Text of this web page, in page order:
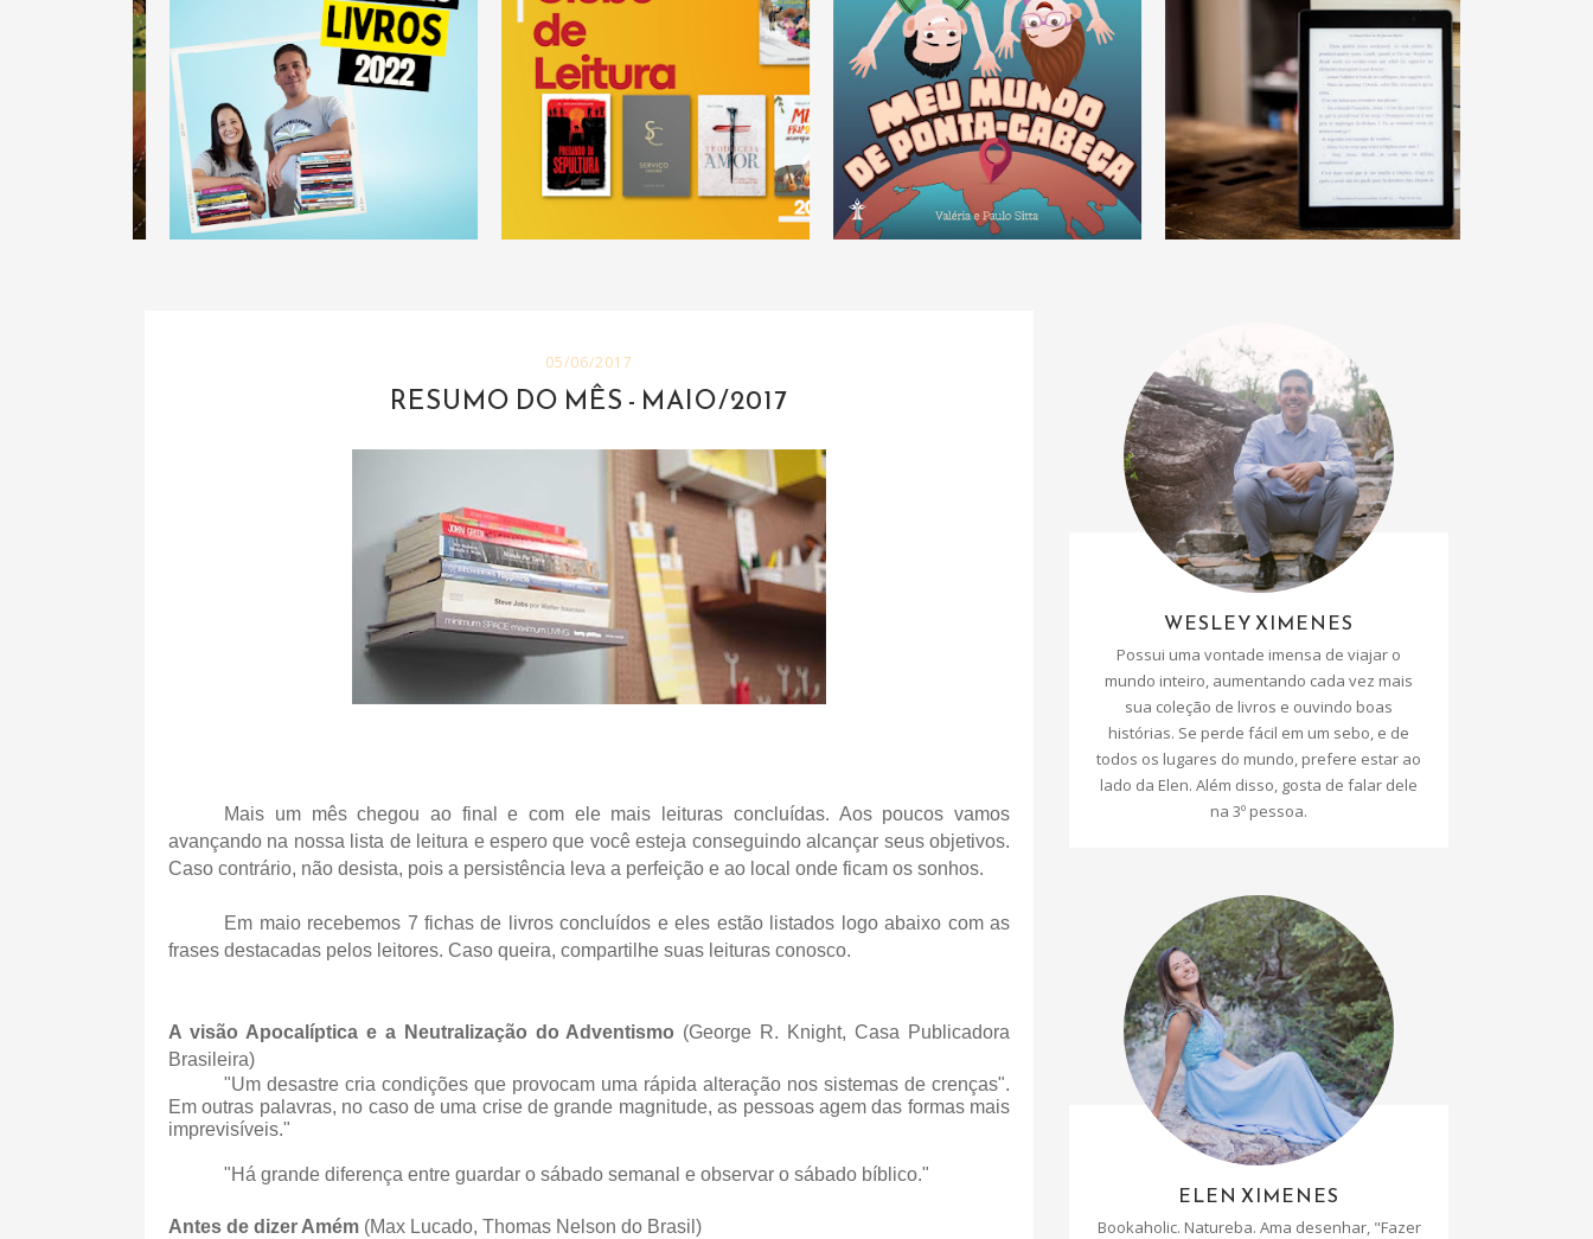
05/06/2017
RESUMO DO MÊS - MAIO/2017
Mais um mês chegou ao final e com ele mais leituras concluídas. Aos poucos vamos
avançando na nossa lista de leitura e espero que você esteja conseguindo alcançar seus objetivos.
Caso contrário, não desista, pois a persistência leva a perfeição e ao local onde ficam os sonhos.
Em maio recebemos 7 fichas de livros concluídos e eles estão listados logo abaixo com as
frases destacadas pelos leitores. Caso queira, compartilhe suas leituras conosco.
A visão Apocalíptica e a Neutralização do Adventismo (George R. Knight, Casa Publicadora
Brasileira)
"Um desastre cria condições que provocam uma rápida alteração nos sistemas de crenças".
Em outras palavras, no caso de uma crise de grande magnitude, as pessoas agem das formas mais
imprevisíveis."
"Há grande diferença entre guardar o sábado semanal e observar o sábado bíblico."
Antes de dizer Amém (Max Lucado, Thomas Nelson do Brasil)
WESLEY XIMENES
Possui uma vontade imensa de viajar o
mundo inteiro, aumentando cada vez mais
sua coleção de livros e ouvindo boas
histórias. Se perde fácil em um sebo, e de
todos os lugares do mundo, prefere estar ao
lado da Elen. Além disso, gosta de falar dele
na 3º pessoa.
ELEN XIMENES
Bookaholic. Natureba. Ama desenhar, "Fazer